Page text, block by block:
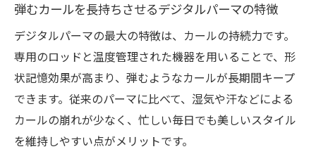
パーマ施術後のダメージ対策とケア方法
デジタルパーマで美しい髪を保つ秘訣
松本市松原エリアで話題のデジタルパーマ体験
松本市松原で人気のデジタルパーマ体験談
実際のデジタルパーマ施術後の仕上がり比
較
弾むカールを長持ちさせるデジタルパーマの特徴
デジタルパーマの最大の特徴は、カールの持続力です。
専用のロッドと温度管理された機器を用いることで、形
状記憶効果が高まり、弾むようなカールが長期間キープ
できます。従来のパーマに比べて、湿気や汗などによる
カールの崩れが少なく、忙しい毎日でも美しいスタイル
を維持しやすい点がメリットです。